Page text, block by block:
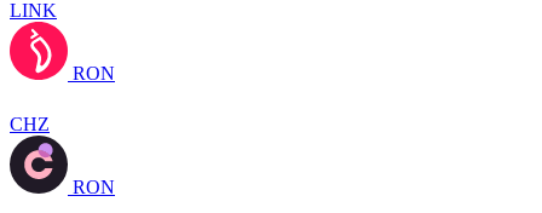
LINK
RON
CHZ
RON